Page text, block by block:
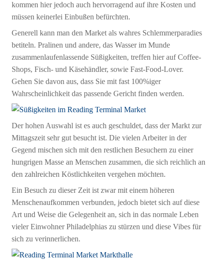
kommen hier jedoch auch hervorragend auf ihre Kosten und
müssen keinerlei Einbußen befürchten.
Generell kann man den Market als wahres Schlemmerparadies
betiteln. Pralinen und andere, das Wasser im Munde
zusammenlaufenlassende Süßigkeiten, treffen hier auf Coffee-
Shops, Fisch- und Käsehändler, sowie Fast-Food-Lover.
Gehen Sie davon aus, dass Sie mit fast 100%iger
Wahrscheinlichkeit das passende Gericht finden werden.
Der hohen Auswahl ist es auch geschuldet, dass der Markt zur
Mittagszeit sehr gut besucht ist. Die vielen Arbeiter in der
Gegend mischen sich mit den restlichen Besuchern zu einer
hungrigen Masse an Menschen zusammen, die sich reichlich an
den zahlreichen Köstlichkeiten vergehen möchten.
Ein Besuch zu dieser Zeit ist zwar mit einem höheren
Menschenaufkommen verbunden, jedoch bietet sich auf diese
Art und Weise die Gelegenheit an, sich in das normale Leben
vieler Einwohner Philadelphias zu stürzen und diese Vibes für
sich zu verinnerlichen.